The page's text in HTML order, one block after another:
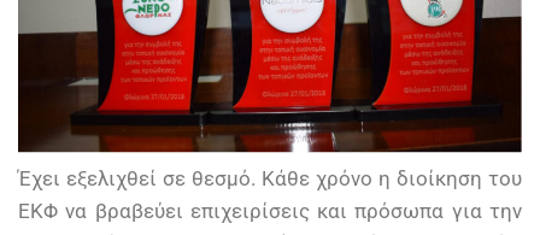
Έχει εξελιχθεί σε θεσμό. Κάθε χρόνο η διοίκηση του
ΕΚΦ να βραβεύει επιχειρίσεις και πρόσωπα για την